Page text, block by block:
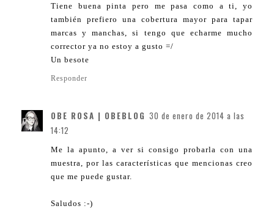
Tiene buena pinta pero me pasa como a ti, yo
también prefiero una cobertura mayor para tapar
marcas y manchas, si tengo que echarme mucho
corrector ya no estoy a gusto =/
Un besote
Responder
OBE ROSA | OBEBLOG 30 de enero de 2014 a las
14:12
Me la apunto, a ver si consigo probarla con una
muestra, por las características que mencionas creo
que me puede gustar.
Saludos :-)